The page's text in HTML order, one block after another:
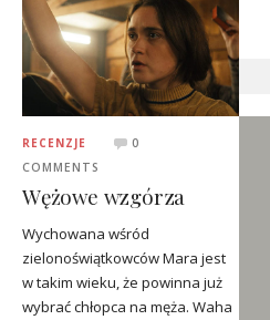
RECENZJE
0
COMMENTS
Wężowe wzgórza
Wychowana wśród
zielonoświątkowców Mara jest
w takim wieku, że powinna już
wybrać chłopca na męża. Waha